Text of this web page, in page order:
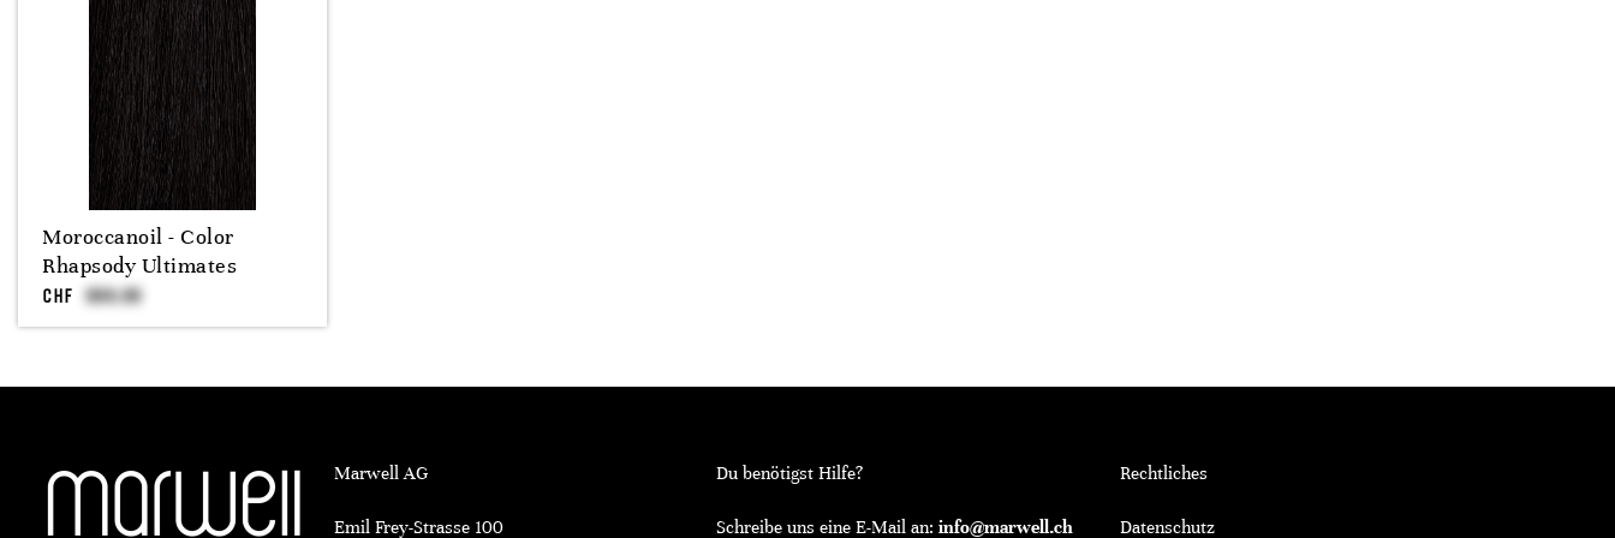
Moroccanoil - Color
Rhapsody Ultimates
CHF
Marwell AG
Emil Frey-Strasse 100
Du benötigst Hilfe?
Schreibe uns eine E-Mail an: info@marwell.ch
Rechtliches
Datenschutz